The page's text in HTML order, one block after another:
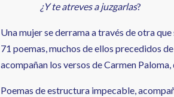
¿Y te atreves a juzgarlas?
Una mujer se derrama a través de otra
71 poemas, muchos de ellos precedidos
acompañan los versos de Carmen
Poemas de estructura impecable,